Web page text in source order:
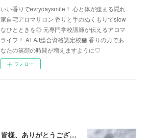
いい香りでevrydaysmile！ 心と体が緩まる隠れ
家自宅アロマサロン 香りと手のぬくもりでslow
なひとときを◎ 元専門学校講師が伝えるアロマ
ライフ！ AEAJ総合資格認定校🏫 香りの力であ
なたの笑顔の時間が増えますように♡
フォロー
年内ご予約満了！皆様、ありがとうございます！